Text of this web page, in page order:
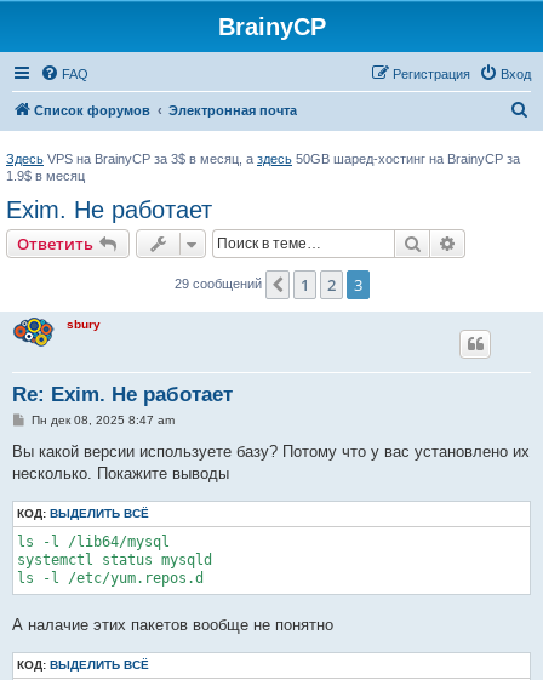
BrainyCP
FAQ Вход
Регистрация
Список форумов Электронная почта
Здесь VPS на BrainyCP за 3$ в месяц, а здесь 50GB шаред-хостинг на BrainyCP за
1.9$ в месяц
Exim. Не работает
Ответить Поиск
29 сообщений Пред.
1 2 3
sbury
Re: Exim. Не работает
С
о
щ
н
и
Пн дек 08, 2025 8:47 am
Вы какой версии используете базу? Потому что у вас установлено их
несколько. Покажите выводы
КОД: ВЫДЕЛИТЬ ВСЁ
ls -l /lib64/mysql
systemctl status mysqld
ls -l /etc/yum.repos.d
А налачие этих пакетов вообще не понятно
КОД: ВЫДЕЛИТЬ ВСЁ